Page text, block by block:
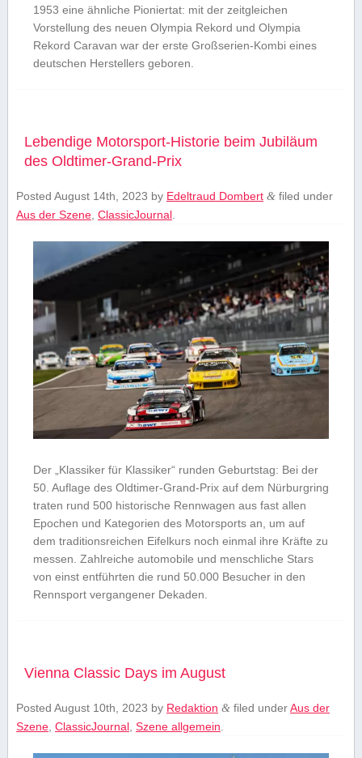
1953 eine ähnliche Pioniertat: mit der zeitgleichen
Vorstellung des neuen Olympia Rekord und Olympia
Rekord Caravan war der erste Großserien-Kombi eines
deutschen Herstellers geboren.
Lebendige Motorsport-Historie beim Jubiläum
des Oldtimer-Grand-Prix
Posted August 14th, 2023 by Edeltraud Dombert &filed under
Aus der Szene, ClassicJournal.
Der „Klassiker für Klassiker“ runden Geburtstag: Bei der
50. Auflage des Oldtimer-Grand-Prix auf dem Nürburgring
traten rund 500 historische Rennwagen aus fast allen
Epochen und Kategorien des Motorsports an, um auf
dem traditionsreichen Eifelkurs noch einmal ihre Kräfte zu
messen. Zahlreiche automobile und menschliche Stars
von einst entführten die rund 50.000 Besucher in den
Rennsport vergangener Dekaden.
Vienna Classic Days im August
Posted August 10th, 2023 by Redaktion &filed underAus der
Szene, ClassicJournal, Szene allgemein